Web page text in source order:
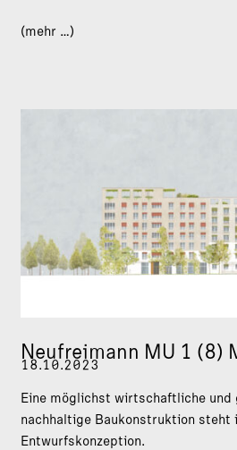
(mehr …)
Neufreimann MU 1 (8)
18.10.2023
Eine möglichst wirtschaftliche und
nachhaltige Baukonstruktion
Entwurfskonzeption.